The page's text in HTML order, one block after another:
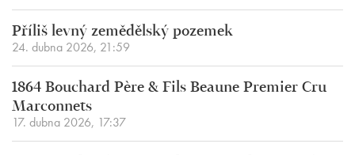
Příliš levný zemědělský pozemek
24. dubna 2026, 21:59
1864 Bouchard Père & Fils Beaune Premier Cru
Marconnets
17. dubna 2026, 17:37